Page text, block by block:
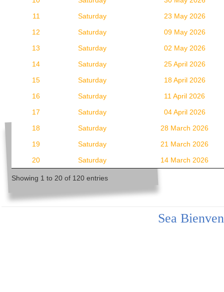
11
Saturday
23 May 2026
12
Saturday
09 May 2026
13
Saturday
02 May 2026
14
Saturday
25 April 2026
15
Saturday
18 April 2026
16
Saturday
11 April 2026
17
Saturday
04 April 2026
18
Saturday
28 March 2026
19
Saturday
21 March 2026
20
Saturday 14 March 2026
Showing 1 to 20 of 120 entries
Sea